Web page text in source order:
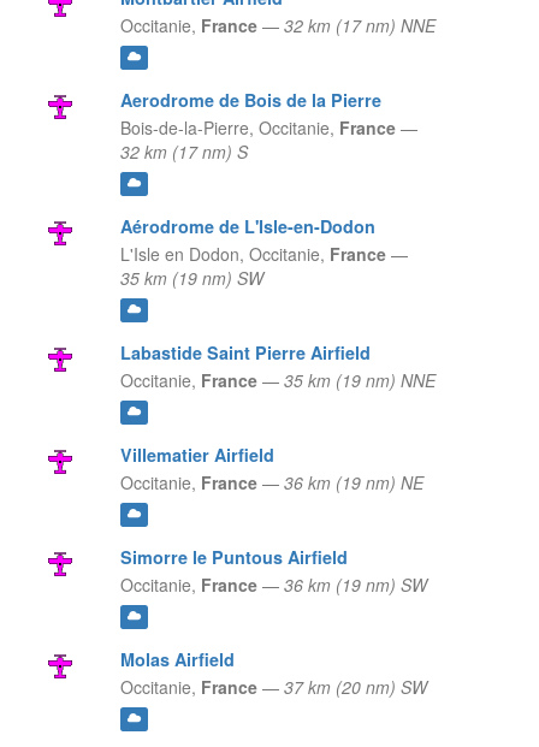
Occitanie, France — 32 km (17 nm) NNE
Aerodrome de Bois de la Pierre
Bois-de-la-Pierre, Occitanie, France —
32 km (17 nm) S
Aérodrome de L'Isle-en-Dodon
L'Isle en Dodon, Occitanie, France —
35 km (19 nm) SW
Labastide Saint Pierre Airfield
Occitanie, France — 35 km (19 nm) NNE
Villematier Airfield
Occitanie, France — 36 km (19 nm) NE
Simorre le Puntous Airfield
Occitanie, France — 36 km (19 nm) SW
Molas Airfield
Occitanie, France — 37 km (20 nm) SW